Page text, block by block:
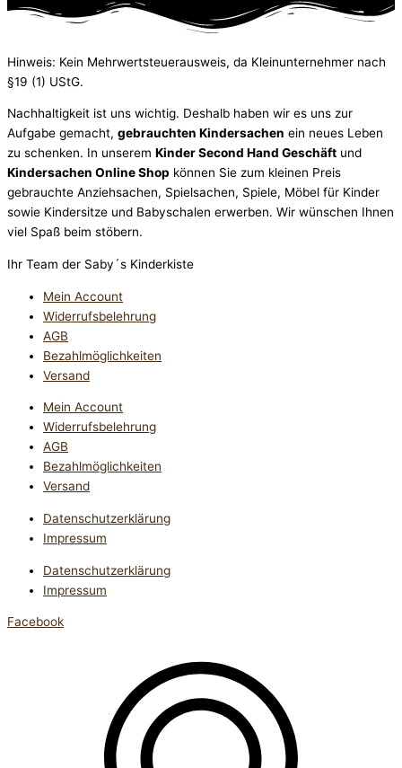
Hinweis: Kein Mehrwertsteuerausweis, da Kleinunternehmer nach
§19 (1) UStG.
Nachhaltigkeit ist uns wichtig. Deshalb haben wir es uns zur
Aufgabe gemacht, gebrauchten Kindersachen ein neues Leben
zu schenken. In unserem Kinder Second Hand Geschäft und
Kindersachen Online Shop können Sie zum kleinen Preis
gebrauchte Anziehsachen, Spiel­sachen, Spiele, Möbel für Kinder
sowie Kindersitze und Babyschalen erwerben. Wir wünschen Ihnen
viel Spaß beim stöbern.
Ihr Team der Saby´s Kinderkiste
Mein Account
Widerrufsbelehrung
AGB
Bezahlmöglichkeiten
Versand
Mein Account
Widerrufsbelehrung
AGB
Bezahlmöglichkeiten
Versand
Datenschutzerklärung
Impressum
Datenschutzerklärung
Impressum
Facebook